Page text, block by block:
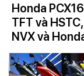
Honda
TFT và
NVX và